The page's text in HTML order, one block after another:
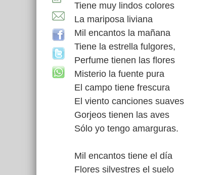
Tiene muy lindos colores
La mariposa liviana
Mil encantos la mañana
Tiene la estrella fulgores,
Perfume tienen las flores
Misterio la fuente pura
El campo tiene frescura
El viento canciones suaves
Gorjeos tienen las aves
Sólo yo tengo amarguras.
Mil encantos tiene el día
Flores silvestres el suelo